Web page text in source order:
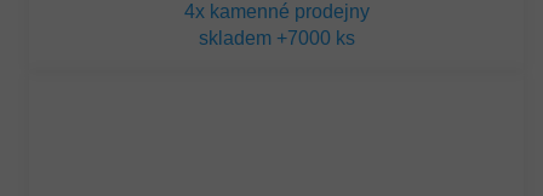
4x kamenné prodejny
skladem +7000 ks